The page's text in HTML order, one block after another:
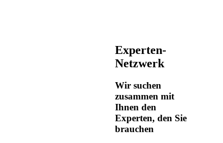
Experten-
Netzwerk
Wir suchen
zusammen mit
Ihnen den
Experten, den Sie
brauchen